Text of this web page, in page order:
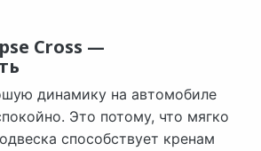
Cross —
динамику на автомобиле
Это потому, что мягко
способствует кренам